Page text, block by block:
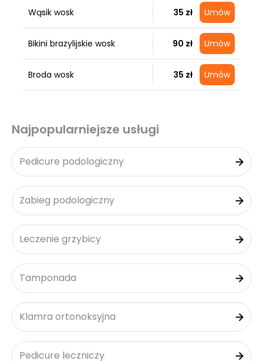
Wąsik wosk 35 zł Umów
Bikini brazylijskie wosk 90 zł Umów
Broda wosk 35 zł Umów
Najpopularniejsze usługi
Pedicure podologiczny
Zabieg podologiczny
Leczenie grzybicy
Tamponada
Klamra ortonoksyjna
Pedicure leczniczy